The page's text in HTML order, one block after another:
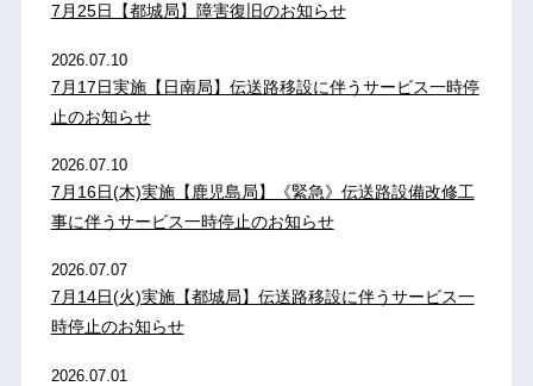
7月25日【都城局】障害復旧のお知らせ
2026.07.10
7月17日実施【日南局】伝送路移設に伴うサービス一時停
止のお知らせ
2026.07.10
7月16日(木)実施【鹿児島局】《緊急》伝送路設備改修工
事に伴うサービス一時停止のお知らせ
2026.07.07
7月14日(火)実施【都城局】伝送路移設に伴うサービス一
時停止のお知らせ
2026.07.01